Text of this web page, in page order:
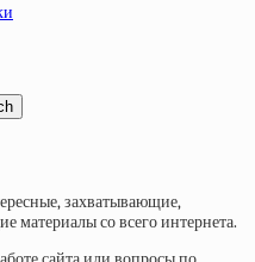
захватывающие,
материалы со всего интернета.